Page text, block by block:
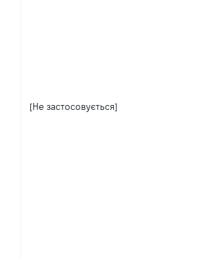
[Не застосовується]